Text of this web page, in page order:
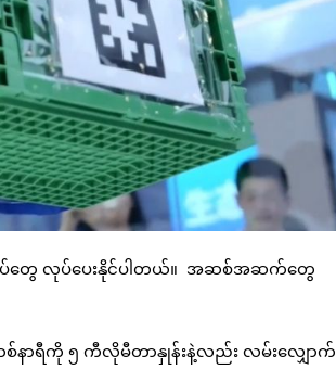
လုပ်တွေ လုပ်ပေးနိုင်ပါတယ်။ အဆစ်အဆက်တွေ
နာရီကို ၅ ကီလိုမီတာနှုန်းနဲ့လည်း လမ်းလျှောက်